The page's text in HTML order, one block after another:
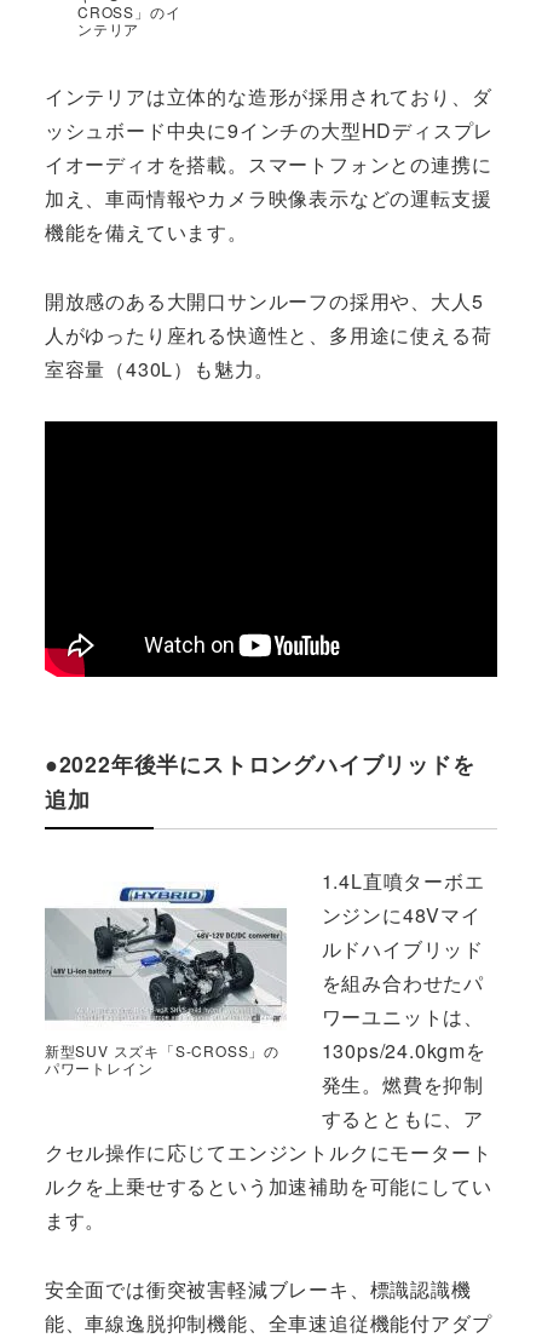
CROSS」のイ
ンテリア
インテリアは立体的な造形が採用されており、ダ
ッシュボード中央に9インチの大型HDディスプレ
イオーディオを搭載。スマートフォンとの連携に
加え、車両情報やカメラ映像表示などの運転支援
機能を備えています。
開放感のある大開口サンルーフの採用や、大人5
人がゆったり座れる快適性と、多用途に使える荷
室容量（430L）も魅力。
●2022年後半にストロングハイブリッドを
追加
新型SUV スズキ「S-CROSS」の
パワートレイン
1.4L直噴ターボエ
ンジンに48Vマイ
ルドハイブリッド
を組み合わせたパ
ワーユニットは、
130ps/24.0kgmを
発生。燃費を抑制
するとともに、ア
クセル操作に応じてエンジントルクにモータート
ルクを上乗せするという加速補助を可能にしてい
ます。
安全面では衝突被害軽減ブレーキ、標識認識機
能、車線逸脱抑制機能、全車速追従機能付アダプ